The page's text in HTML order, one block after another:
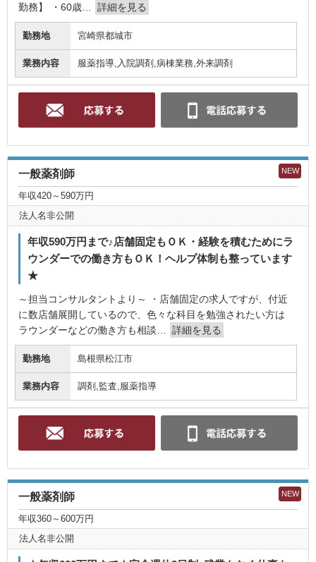
勤務】 ・60歳…
詳細を見る
勤務地 宮崎県都城市
業務内容 服薬指導,入院調剤,病棟業務,外来調剤
NEW
一般薬剤師
年収420～590万円
法人名非公開
年収590万円まで♪店舗固定もＯＫ・経験を積むためにラ
ウンダーでの働き方もＯＫ！ヘルプ体制も整っています
★
～担当コンサルタントより～ ・店舗固定の求人ですが、付近
に数店舗展開しているので、色々な科目を勉強されたい方は
ラウンダーなどの働き方も相談…
詳細を見る
勤務地 島根県松江市
業務内容 調剤,監査,服薬指導
NEW
一般薬剤師
年収360～600万円
法人名非公開